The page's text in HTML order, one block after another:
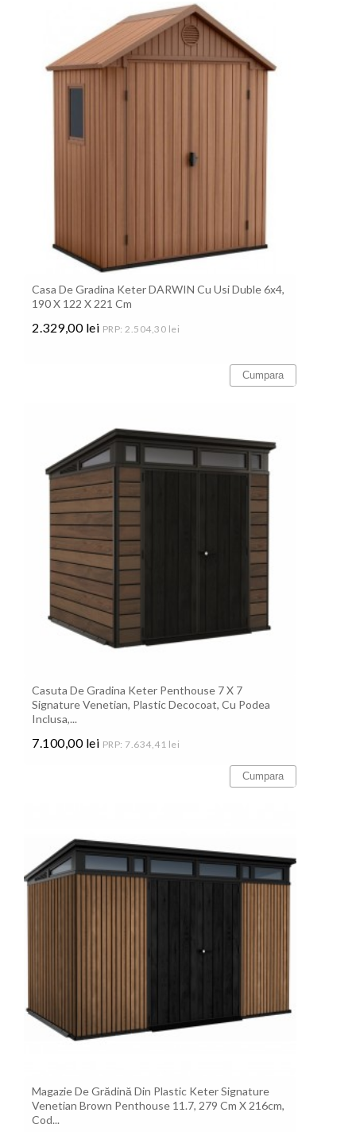
Casa De Gradina Keter DARWIN Cu Usi Duble 6x4,
190 X 122 X 221 Cm
2.329,00 lei PRP: 2.504,30 lei
Cumpara
Casuta De Gradina Keter Penthouse 7 X 7
Signature Venetian, Plastic Decocoat, Cu Podea
Inclusa,...
7.100,00 lei PRP: 7.634,41 lei
Cumpara
Magazie De Grădină Din Plastic Keter Signature
Venetian Brown Penthouse 11.7, 279 Cm X 216cm,
Cod...